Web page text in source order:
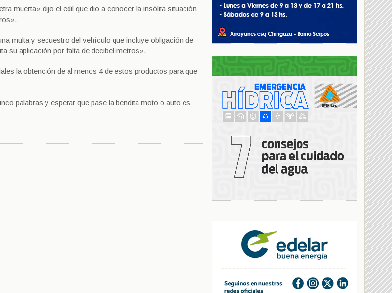
muerta» dijo el edil que dio a conocer la insólita situación
multa y secuestro del vehículo que incluye obligación de
su aplicación por falta de decibelímetros».
la obtención de al menos 4 de estos productos para que
palabras y esperar que pase la bendita moto o auto es